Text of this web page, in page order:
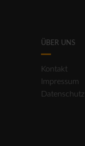
ÜBER UNS
Kontakt
Impressum
Datenschutz